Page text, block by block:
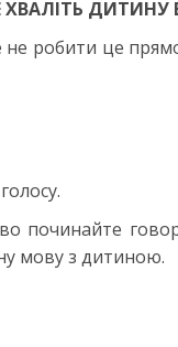
ХВАЛІТЬ ДИТИНУ
робити це
починайте
мову з дитиною.